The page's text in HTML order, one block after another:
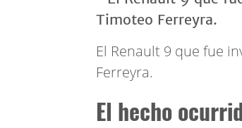
El Renault 9 que fue
Ferreyra.
El hecho